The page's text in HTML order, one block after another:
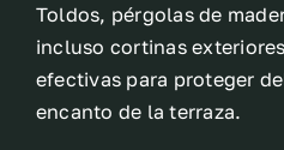
Toldos, pérgolas de
incluso cortinas
efectivas para proteger
encanto de la terraza.